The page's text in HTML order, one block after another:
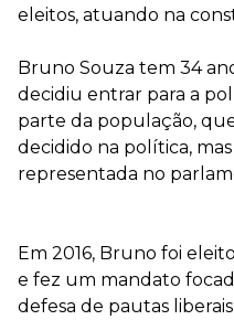
eleitos, atuando na
Bruno Souza tem 34
decidiu entrar para a
parte da população,
decidido na política,
representada no
Em 2016, Bruno foi
e fez um mandato
defesa de pautas